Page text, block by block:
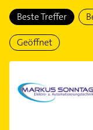
Beste Treffer
Geöffnet